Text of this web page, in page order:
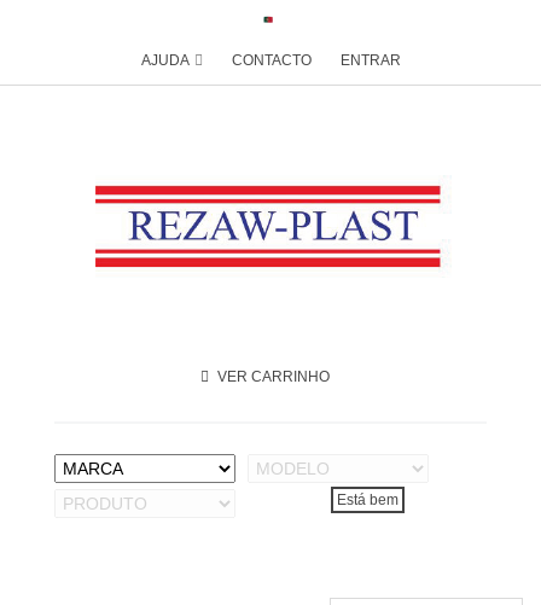
AJUDA CONTACTO ENTRAR
VER CARRINHO